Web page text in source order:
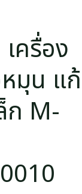
ครื่อง
มุน แก้
ก M-